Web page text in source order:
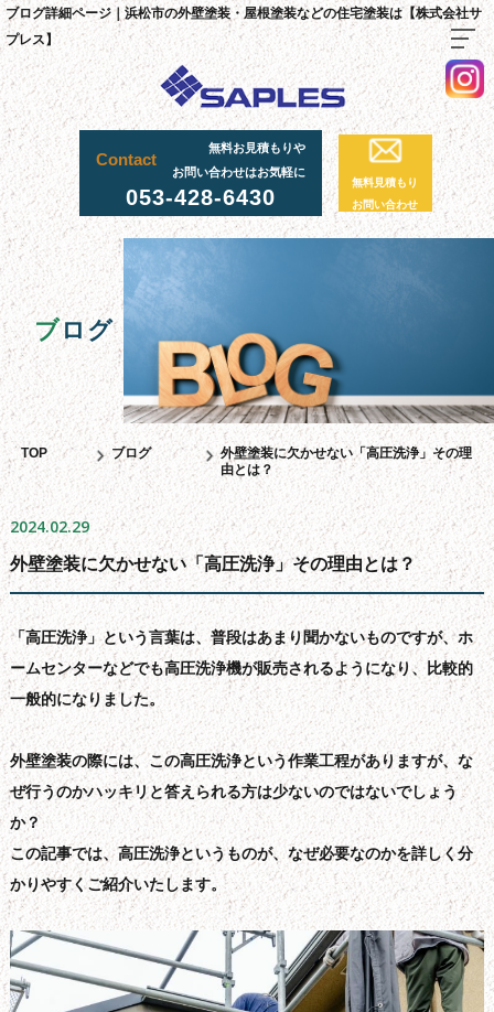
ブログ詳細ページ｜浜松市の外壁塗装・屋根塗装などの住宅塗装は【株式会社サ
プレス】
Contact
無料お見積もりや
お問い合わせはお気軽に
053-428-6430
無料見積もり
お問い合わせ
ブログ
TOP ブログ
外壁塗装に欠かせない「高圧洗浄」その理
由とは？
TOP
料金・施工までの流れ
サプレスが選ばれる理由
外壁・屋根塗装工事
足場工事について
採用情報
足場実績
資材置場について
先輩社員の声
スタッフ紹介
よくある質問
会社概要
無料お見積もり
お問い合わせフォーム
サイトマップ
シーリング工事について
新着情報
ブログ
2024.02.29
外壁塗装に欠かせない「高圧洗浄」その理由とは？
「高圧洗浄」という言葉は、普段はあまり聞かないものですが、ホ
ームセンターなどでも高圧洗浄機が販売されるようになり、比較的
一般的になりました。
外壁塗装の際には、この高圧洗浄という作業工程がありますが、な
ぜ行うのかハッキリと答えられる方は少ないのではないでしょう
か？
この記事では、高圧洗浄というものが、なぜ必要なのかを詳しく分
かりやすくご紹介いたします。